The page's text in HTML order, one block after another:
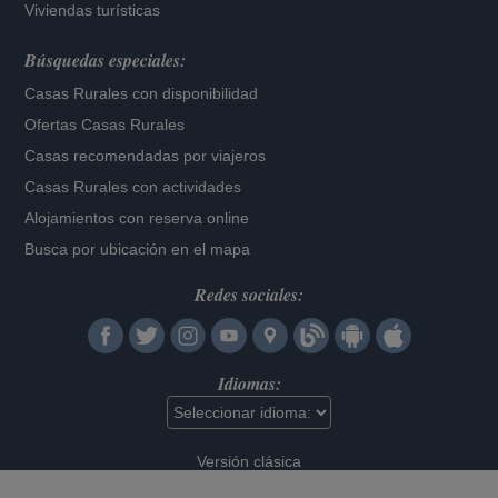
Viviendas turísticas
Búsquedas especiales:
Casas Rurales con disponibilidad
Ofertas Casas Rurales
Casas recomendadas por viajeros
Casas Rurales con actividades
Alojamientos con reserva online
Busca por ubicación en el mapa
Redes sociales:
Idiomas:
Versión clásica